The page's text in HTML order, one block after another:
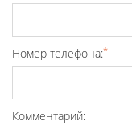
Номер телефона:*
Комментарий: